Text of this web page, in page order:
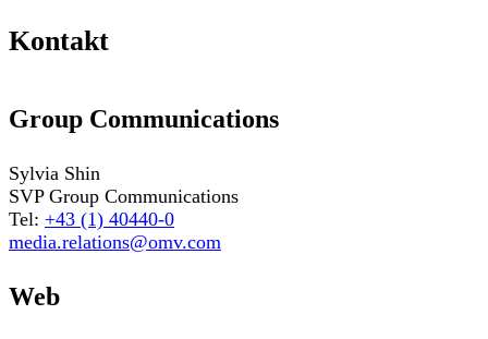
Kontakt
Group Communications
Sylvia Shin
SVP Group Communications
Tel: +43 (1) 40440-0
media.relations@omv.com
Web